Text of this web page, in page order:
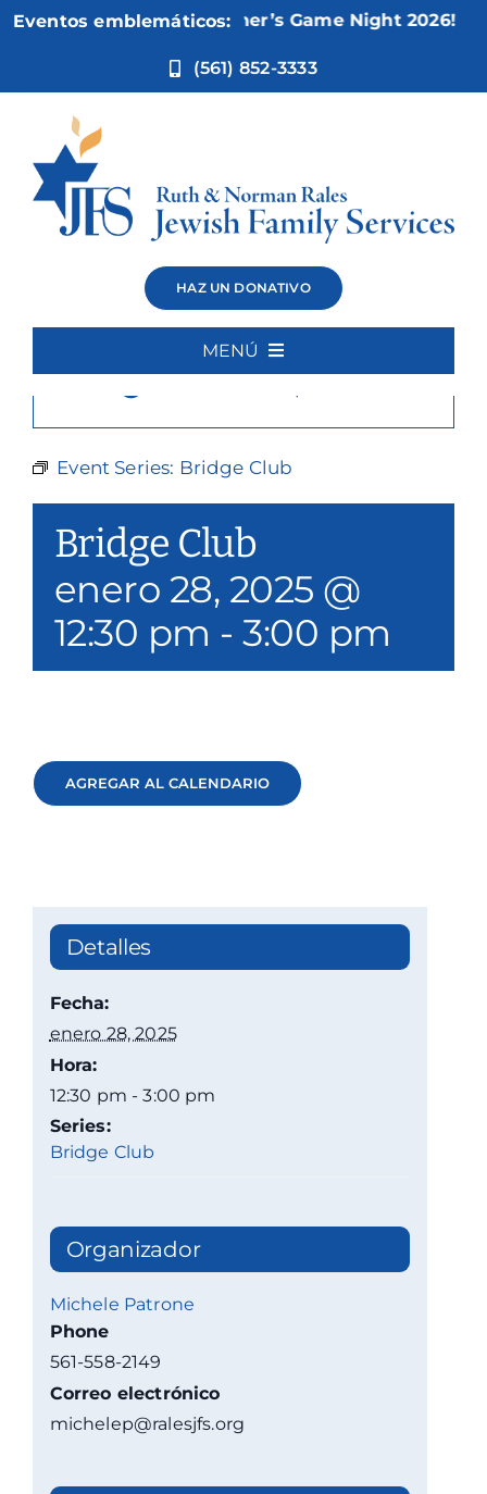
Eventos emblemáticos:
Nov 5:Not Your Mother’s Game Night 2026!
(561) 852-3333
HAZ UN DONATIVO
MENÚ
Quiénes somos
Eventos y medios de comunicación
Filantropía y voluntariado
Póngase en contacto con
Donar
Bridge Club
Event Series: Bridge Club
Bridge Club
enero 28, 2025 @
12:30 pm -3:00 pm
AGREGAR AL CALENDARIO
Detalles
Fecha:
enero 28, 2025
Hora:
12:30 pm - 3:00 pm
Series:
Bridge Club
Organizador
Michele Patrone
Phone
561-558-2149
Correo electrónico
michelep@ralesjfs.org